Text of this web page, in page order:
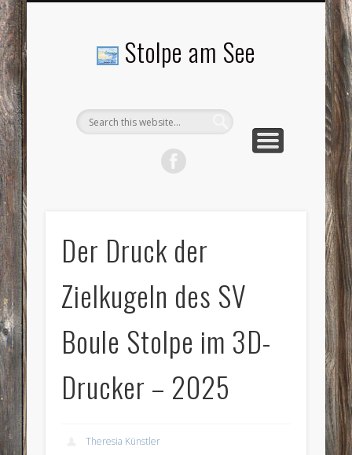
Stolpe am See
Der Druck der
Zielkugeln des SV
Boule Stolpe im 3D-
Drucker – 2025
Theresia Künstler